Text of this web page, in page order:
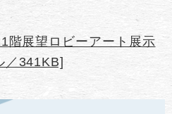
階展望ロビーアート展示
／341KB]